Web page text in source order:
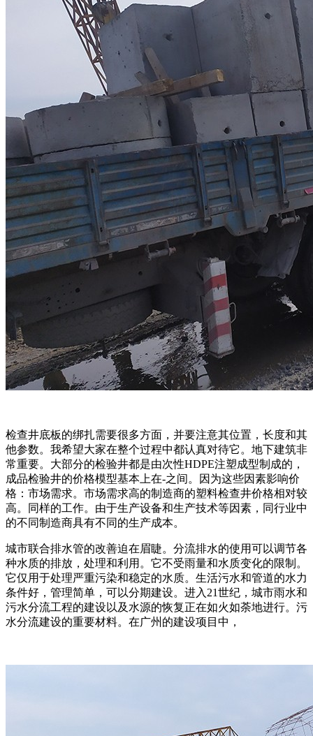
检查井底板的绑扎需要很多方面，并要注意其位置，长度和其
他参数。我希望大家在整个过程中都认真对待它。地下建筑非
常重要。大部分的检验井都是由次性HDPE注塑成型制成的，
成品检验井的价格模型基本上在-之间。因为这些因素影响价
格：市场需求。市场需求高的制造商的塑料检查井价格相对较
高。同样的工作。由于生产设备和生产技术等因素，同行业中
的不同制造商具有不同的生产成本。
城市联合排水管的改善迫在眉睫。分流排水的使用可以调节各
种水质的排放，处理和利用。它不受雨量和水质变化的限制。
它仅用于处理严重污染和稳定的水质。生活污水和管道的水力
条件好，管理简单，可以分期建设。进入21世纪，城市雨水和
污水分流工程的建设以及水源的恢复正在如火如荼地进行。污
水分流建设的重要材料。在广州的建设项目中，